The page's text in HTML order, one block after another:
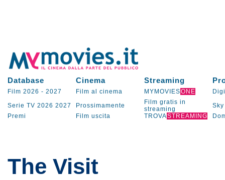
Database Cinema Streaming
Film 2026 - 2027 Film al cinema MYMOVIESONE
Serie TV 2026 2027 Prossimamente
Film gratis in
streaming
Sky
Premi
Film uscita TROVASTREAMING
The Visit